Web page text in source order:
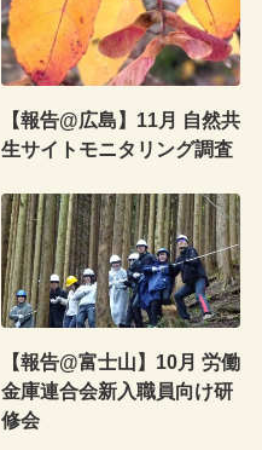
【報告@広島】11月 自然共
生サイトモニタリング調査
【報告@富士山】10月 労働
金庫連合会新入職員向け研
修会